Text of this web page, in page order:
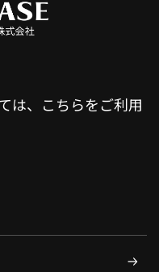
は、こちらをご利用